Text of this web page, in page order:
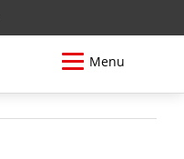
Menu